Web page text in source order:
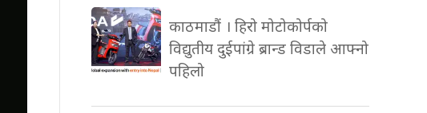
काठमाडौं । हिरो मोटोकोर्पको
विद्युतीय दुईपांग्रे ब्रान्ड विडाले आफ्नो
पहिलो